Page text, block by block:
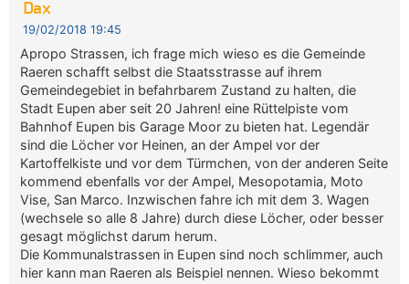
Dax
19/02/2018 19:45
Apropo Strassen, ich frage mich wieso es die Gemeinde
Raeren schafft selbst die Staatsstrasse auf ihrem
Gemeindegebiet in befahrbarem Zustand zu halten, die
Stadt Eupen aber seit 20 Jahren! eine Rüttelpiste vom
Bahnhof Eupen bis Garage Moor zu bieten hat. Legendär
sind die Löcher vor Heinen, an der Ampel vor der
Kartoffelkiste und vor dem Türmchen, von der anderen Seite
kommend ebenfalls vor der Ampel, Mesopotamia, Moto
Vise, San Marco. Inzwischen fahre ich mit dem 3. Wagen
(wechsele so alle 8 Jahre) durch diese Löcher, oder besser
gesagt möglichst darum herum.
Die Kommunalstrassen in Eupen sind noch schlimmer, auch
hier kann man Raeren als Beispiel nennen. Wieso bekommt